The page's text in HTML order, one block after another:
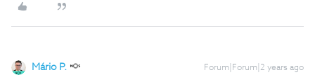
Mário P. Forum|Forum|2 years ago